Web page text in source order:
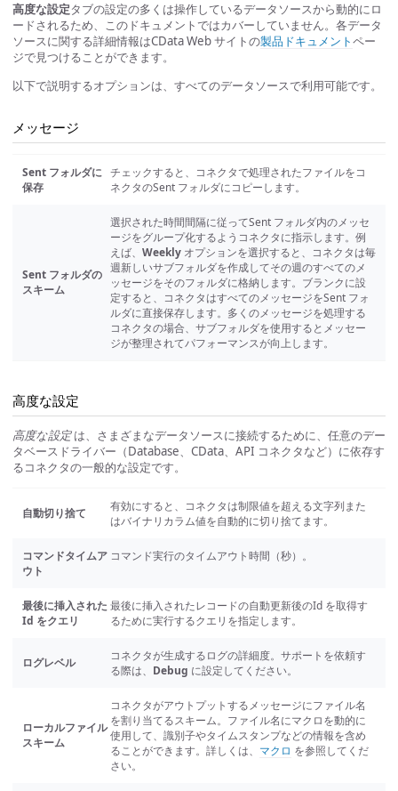
高度な設定タブの設定の多くは操作しているデータソースから動的にロ
ードされるため、このドキュメントではカバーしていません。各データ
ソースに関する詳細情報はCData Web サイトの製品ドキュメントペー
ジで見つけることができます。
以下で説明するオプションは、すべてのデータソースで利用可能です。
メッセージ
Sent フォルダに
保存
チェックすると、コネクタで処理されたファイルをコ
ネクタのSent フォルダにコピーします。
Sent フォルダの
スキーム
選択された時間間隔に従ってSent フォルダ内のメッセ
ージをグループ化するようコネクタに指示します。例
えば、 Weekly オプションを選択すると、コネクタは毎
週新しいサブフォルダを作成してその週のすべてのメ
ッセージをそのフォルダに格納します。ブランクに設
定すると、コネクタはすべてのメッセージをSent フォ
ルダに直接保存します。多くのメッセージを処理する
コネクタの場合、サブフォルダを使用するとメッセー
ジが整理されてパフォーマンスが向上します。
高度な設定
高度な設定は、さまざまなデータソースに接続するために、任意のデー
タベースドライバー（Database、CData、API コネクタなど）に依存す
るコネクタの一般的な設定です。
自動切り捨て
有効にすると、コネクタは制限値を超える文字列また
はバイナリカラム値を自動的に切り捨てます。
コマンドタイムア
ウト
コマンド実行のタイムアウト時間（秒）。
最後に挿入された
Id をクエリ
最後に挿入されたレコードの自動更新後のId を取得す
るために実行するクエリを指定します。
ログレベル
コネクタが生成するログの詳細度。サポートを依頼す
る際は、 Debug に設定してください。
ローカルファイル
スキーム
コネクタがアウトプットするメッセージにファイル名
を割り当てるスキーム。ファイル名にマクロを動的に
使用して、識別子やタイムスタンプなどの情報を含め
ることができます。詳しくは、 マクロ を参照してくだ
さい。